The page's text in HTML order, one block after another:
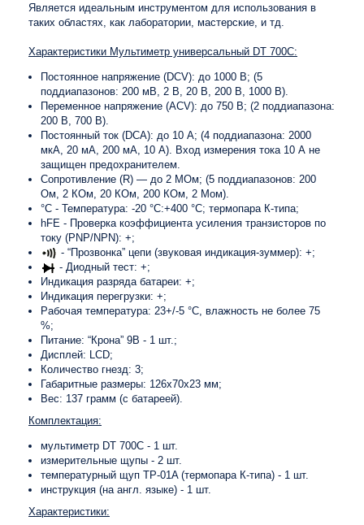
Является идеальным инструментом для использования в
таких областях, как лаборатории, мастерские, и тд.
Характеристики Мультиметр универсальный DT 700C:
Постоянное напряжение (DCV): до 1000 В; (5
поддиапазонов: 200 мВ, 2 В, 20 В, 200 В, 1000 В).
Переменное напряжение (ACV): до 750 В; (2 поддиапазона:
200 В, 700 В).
Постоянный ток (DCA): до 10 А; (4 поддиапазона: 2000
мкА, 20 мА, 200 мА, 10 А). Вход измерения тока 10 А не
защищен предохранителем.
Сопротивление (R) ― до 2 МОм; (5 поддиапазонов: 200
Ом, 2 КОм, 20 КОм, 200 КОм, 2 Мом).
°C - Температура: -20 °С:+400 °С; термопара К-типа;
hFE - Проверка коэффициента усиления транзисторов по
току (PNP/NPN): +;
- “Прозвонка” цепи (звуковая индикация-зуммер): +;
- Диодный тест: +;
Индикация разряда батареи: +;
Индикация перегрузки: +;
Рабочая температура: 23+/-5 °С, влажность не более 75
%;
Питание: “Крона” 9В - 1 шт.;
Дисплей: LCD;
Количество гнезд: 3;
Габаритные размеры: 126х70х23 мм;
Вес: 137 грамм (с батареей).
Комплектация:
мультиметр DT 700C - 1 шт.
измерительные щупы - 2 шт.
температурный щуп TP-01A (термопара К-типа) - 1 шт.
инструкция (на англ. языке) - 1 шт.
Характеристики: